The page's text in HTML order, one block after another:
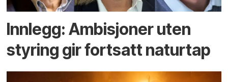
Innlegg: Ambisjoner uten
styring gir fortsatt naturtap